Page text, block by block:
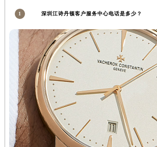
1 深圳江诗丹顿客户服务中心电话是多少？